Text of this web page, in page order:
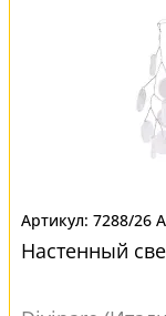
7288/26
Настенный